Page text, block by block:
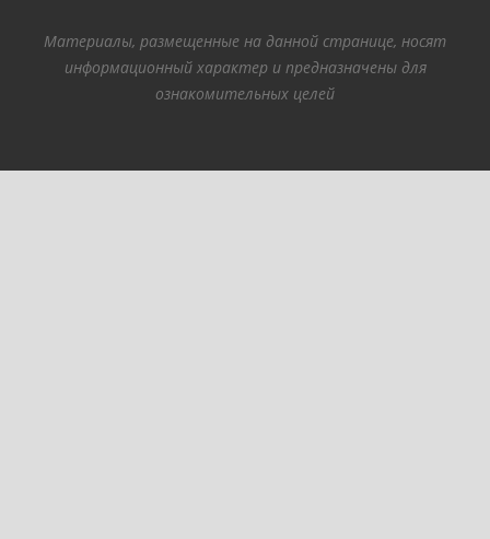
Материалы, размещенные на данной странице, носят
информационный характер и предназначены для
ознакомительных целей